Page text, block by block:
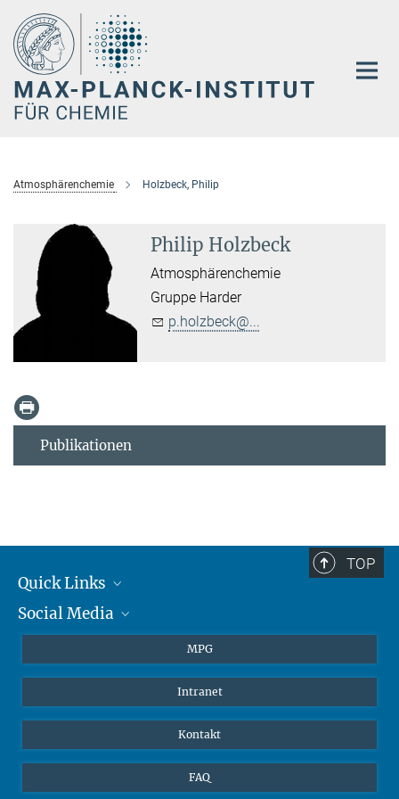
Hauptinhalt
Atmosphärenchemie Holzbeck, Philip
Philip Holzbeck
Atmosphärenchemie
Gruppe Harder
p.holzbeck@...
Publikationen
TOP
Quick Links
Journalisten
Social Media
Instagram
YouTube
MPG
Intranet
Kontakt
FAQ